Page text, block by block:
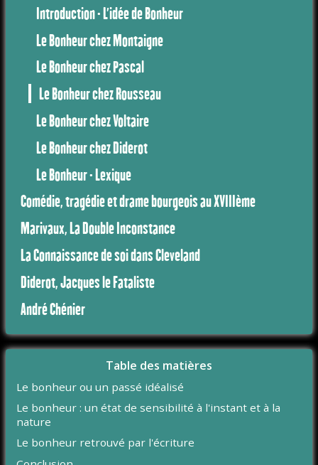
Introduction - L'idée de Bonheur
Le Bonheur chez Montaigne
Le Bonheur chez Pascal
Le Bonheur chez Rousseau
Le Bonheur chez Voltaire
Le Bonheur chez Diderot
Le Bonheur - Lexique
Comédie, tragédie et drame bourgeois au XVIIIème
Marivaux, La Double Inconstance
La Connaissance de soi dans Cleveland
Diderot, Jacques le Fataliste
André Chénier
Table des matières
Le bonheur ou un passé idéalisé
Le bonheur : un état de sensibilité à l'instant et à la
nature
Le bonheur retrouvé par l'écriture